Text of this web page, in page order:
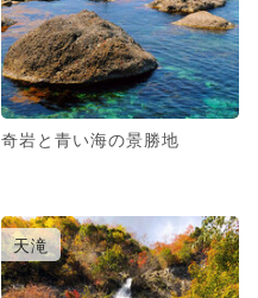
奇岩と青い海の景勝地
天滝